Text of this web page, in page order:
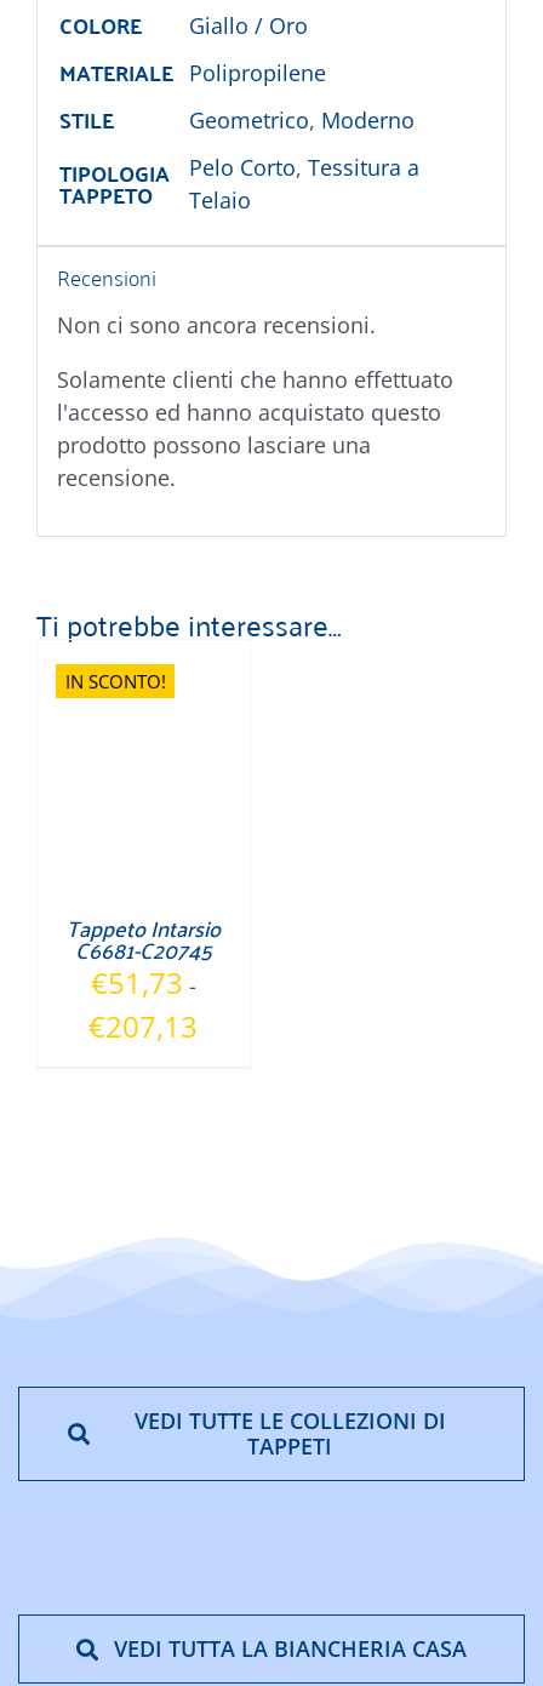
COLORE Giallo / Oro
MATERIALE Polipropilene
STILE Geometrico, Moderno
TIPOLOGIA
TAPPETO
Pelo Corto, Tessitura a
Telaio
Recensioni
Non ci sono ancora recensioni.
Solamente clienti che hanno effettuato
l'accesso ed hanno acquistato questo
prodotto possono lasciare una
recensione.
Ti potrebbe interessare…
IN SCONTO!
Tappeto Intarsio
C6681-C20745
€51,73 -
€207,13
VEDI TUTTE LE COLLEZIONI DI
TAPPETI
VEDI TUTTA LA BIANCHERIA CASA